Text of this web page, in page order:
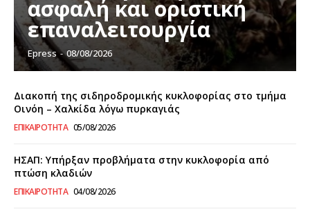
ασφαλή και οριστική
επαναλειτουργία
Epress - 08/08/2026
Διακοπή της σιδηροδρομικής κυκλοφορίας στο τμήμα
Οινόη – Χαλκίδα λόγω πυρκαγιάς
ΕΠΙΚΑΙΡΌΤΗΤΑ 05/08/2026
ΗΣΑΠ: Υπήρξαν προβλήματα στην κυκλοφορία από
πτώση κλαδιών
ΕΠΙΚΑΙΡΌΤΗΤΑ 04/08/2026